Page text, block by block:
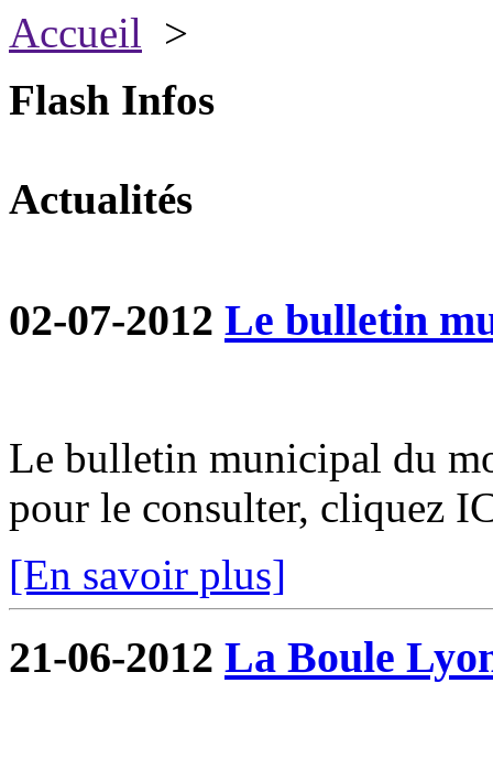
Accueil >
Flash Infos
Actualités
02-07-2012 Le bulletin
Le bulletin municipal du
pour le consulter, cliquez
[En savoir plus]
21-06-2012 La Boule